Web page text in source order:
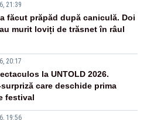
21:39
a făcut prăpăd după caniculă. Doi
murit loviți de trăsnet în râul
20:17
la UNTOLD 2026.
care deschide prima
festival
19:56